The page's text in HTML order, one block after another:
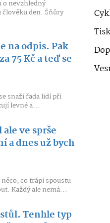
o nevzhledný
den. Šňůry
na odpis. Pak
75 Kč a teď se
snaží řada lidí při
levné a...
ve sprše
a dnes už bych
co trápí spoustu
Každý ale nemá...
Tenhle typ